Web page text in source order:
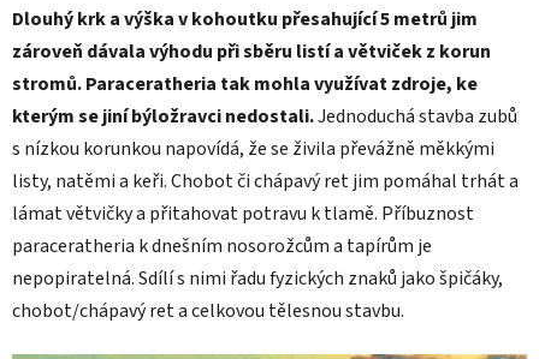
Dlouhý krk a výška v kohoutku přesahující 5 metrů jim
zároveň dávala výhodu při sběru listí a větviček z korun
stromů. Paraceratheria tak mohla využívat zdroje, ke
kterým se jiní býložravci nedostali.Jednoduchá stavba zubů
s nízkou korunkou napovídá, že se živila převážně měkkými
listy, natěmi a keři. Chobot či chápavý ret jim pomáhal trhát a
lámat větvičky a přitahovat potravu k tlamě. Příbuznost
paraceratheria k dnešním nosorožcům a tapírům je
nepopiratelná. Sdílí s nimi řadu fyzických znaků jako špičáky,
chobot/chápavý ret a celkovou tělesnou stavbu.